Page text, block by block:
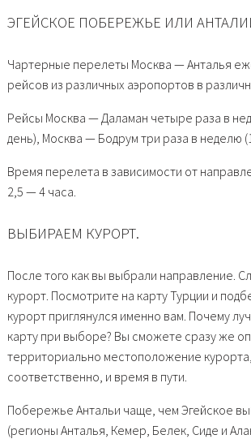
ЭГЕЙСКОЕ ПОБЕРЕЖЬЕ ИЛИ
Чартерные перелеты Москва — Анталья
рейсов из различных аэропортов в
Рейсы Москва — Даламан четыре раза в
день), Москва — Бодрум три раза в неделю
Время перелета в зависимости от
2,5 — 4 часа.
ВЫБИРАЕМ КУРОРТ.
После того как вы выбрали направление.
курорт. Посмотрите на карту Турции и
курорт приглянулся именно вам. Почему
карту при выборе? Вы сможете сразу же
территориально местоположение курорта,
соответственно, и время в пути.
Побережье Антальи чаще, чем Эгейское
(регионы Анталья, Кемер, Белек, Сиде и